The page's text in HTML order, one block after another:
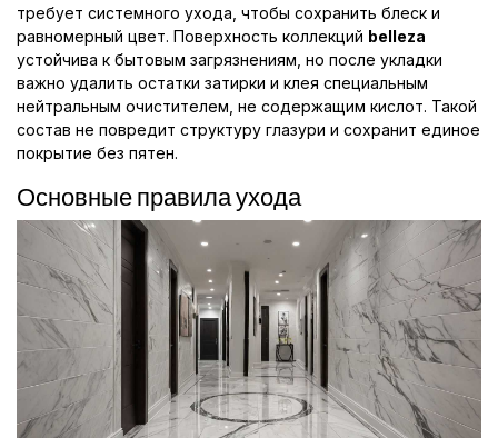
требует системного ухода, чтобы сохранить блеск и
равномерный цвет. Поверхность коллекций belleza
устойчива к бытовым загрязнениям, но после укладки
важно удалить остатки затирки и клея специальным
нейтральным очистителем, не содержащим кислот. Такой
состав не повредит структуру глазури и сохранит единое
покрытие без пятен.
Основные правила ухода